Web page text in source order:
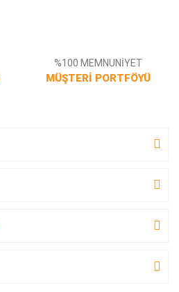
%100 MEMNUNİYET
MÜŞTERİ PORTFÖYÜ